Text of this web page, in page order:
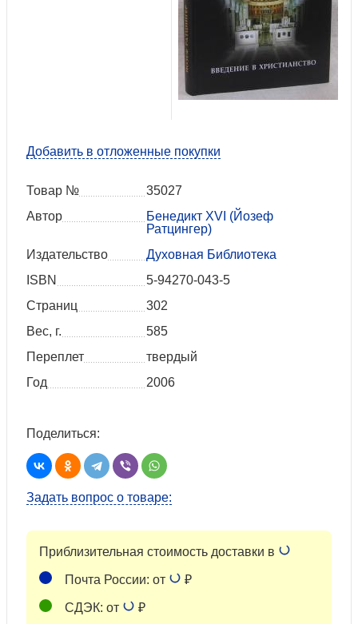
Добавить в отложенные покупки
Товар №
35027
Автор
Бенедикт XVI (Йозеф
Ратцингер)
Издательство
Духовная Библиотека
ISBN
5-94270-043-5
Страниц
302
Вес, г.
585
Переплет
твердый
Год
2006
Поделиться:
Задать вопрос о товаре:
Приблизительная стоимость доставки в
Почта России: от ₽
СДЭК: от ₽